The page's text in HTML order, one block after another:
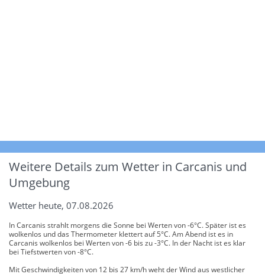
Weitere Details zum Wetter in Carcanis und
Umgebung
Wetter heute, 07.08.2026
In Carcanis strahlt morgens die Sonne bei Werten von -6°C. Später ist es
wolkenlos und das Thermometer klettert auf 5°C. Am Abend ist es in
Carcanis wolkenlos bei Werten von -6 bis zu -3°C. In der Nacht ist es klar
bei Tiefstwerten von -8°C.
Mit Geschwindigkeiten von 12 bis 27 km/h weht der Wind aus westlicher